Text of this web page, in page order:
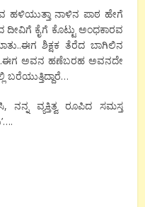
ಹಳಿಯುತ್ತಾ ನಾಳಿನ ಪಾಠ ಹೇಗೆ
ದೀವಿಗೆ ಕೈಗೆ ಕೊಟ್ಟು ಅಂಧಕಾರವ
ಶಿಕ್ಷಕ ತೆರೆದ ಬಾಗಿಲಿನ
ಅವನ ಹಣೆಬರಹ ಅವನದೇ
ಬರೆಯುತ್ತಿದ್ದಾರೆ…
ವ್ಯಕ್ತಿತ್ವ ರೂಪಿದ ಸಮಸ್ತ